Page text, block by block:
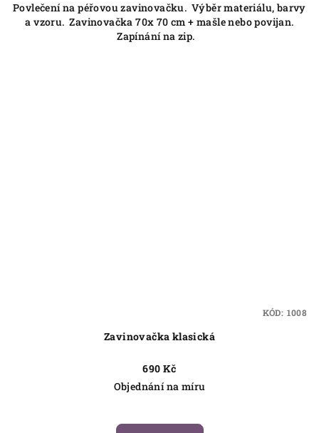
Povlečení na péřovou zavinovačku. Výběr materiálu, barvy
a vzoru. Zavinovačka 70x 70 cm + mašle nebo povijan.
Zapínání na zip.
Zavinovačka klasická
690 Kč
Objednání na míru
KÓD: 1008